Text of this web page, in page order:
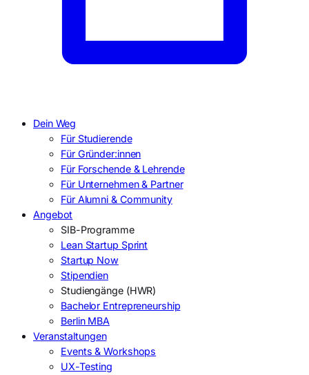
Dein Weg
Für Studierende
Für Gründer:innen
Für Forschende & Lehrende
Für Unternehmen & Partner
Für Alumni & Community
Angebot
SIB-Programme
Lean Startup Sprint
Startup Now
Stipendien
Studiengänge (HWR)
Bachelor Entrepreneurship
Berlin MBA
Veranstaltungen
Events & Workshops
UX-Testing